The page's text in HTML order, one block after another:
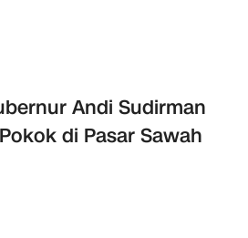
Andi Sudirman
di Pasar Sawah